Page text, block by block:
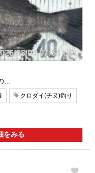
08/04 07:54 UP!
…
クロダイ(チヌ)釣り
をみる